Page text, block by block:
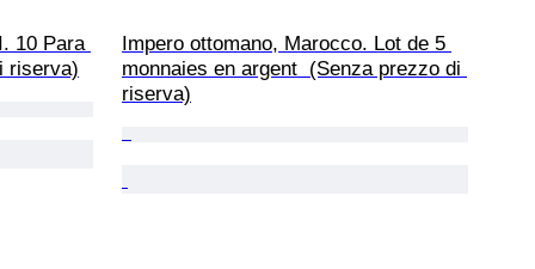
10 Para
riserva)
Impero ottomano, Marocco. Lot de 5
monnaies en argent  (Senza prezzo di
riserva)